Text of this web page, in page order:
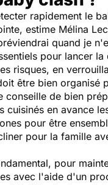
rapidement le
, estime Mélina
quand je
pour lancer
risques, en
être bien organisé
conseille de bien
en avance
pour être
pour la famille
pour
avec l'aide d'un